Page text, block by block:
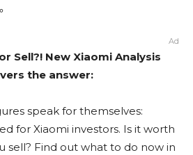
Ad
Sell?! New Xiaomi Analysis
the answer:
speak for themselves:
for Xiaomi investors. Is it worth
sell? Find out what to do now in